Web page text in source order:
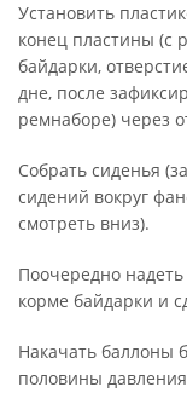
Установить
конец пластины (с
байдарки,
дне, после
ремнаборе) через
Собрать сиденья
сидений вокруг
смотреть вниз).
Поочередно
корме байдарки и
Накачать баллоны
половины